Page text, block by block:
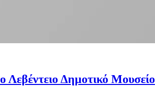
Λεβέντειο Δημοτικό Μουσείο